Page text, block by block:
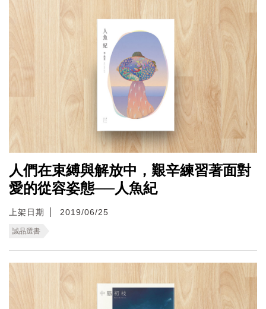
人們在束縛與解放中，艱辛練習著面對
愛的從容姿態──人魚紀
上架日期 2019/06/25
誠品選書